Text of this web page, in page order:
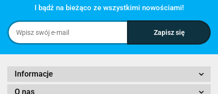
I bądź na bieżąco ze wszystkimi nowościami!
Informacje
O nas